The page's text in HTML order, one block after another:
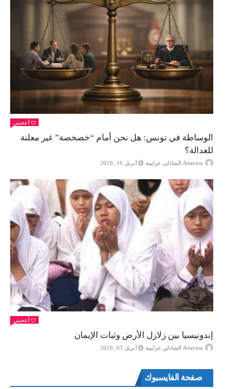
أعجبني
الوساطة في تونس: هل نحن أمام “خصخصة” غير معلنة
للعدالة؟
Attayma الشاذلي عرايبية أبريل 16, 2026
أعجبني
إندونيسيا بين زلازل الأرض وثبات الإيمان
Attayma الشاذلي عرايبية أبريل 03, 2026
صفحة الفايسبوك